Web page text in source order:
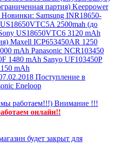
18650 3500 mAh (внутри Sanyo)
партия) Keeppower
Samsung INR18650-
2500mah (до
US18650VTC6 3120 mAh
Maxell ICP653450AR 1250
mAh Panasonic NCR103450
1480 mAh Sanyo UF103450P
mAh
Поступление в
работаем!!!) Внимание !!!